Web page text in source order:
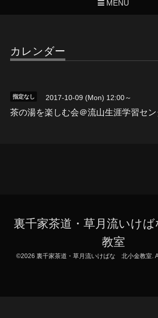
MENU
カレンダー
指定なし 2017-10-09 (Mon) 12:00～
茶の湯を楽しむ会＠流山生涯学習セン
裏千家茶道・草月流いけ
教室
©2026 裏千家茶道・草月流いけばな 北小金教室.